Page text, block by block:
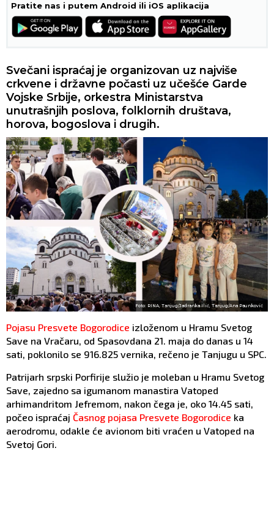
Pratite nas i putem Android ili iOS aplikacija
Svečani ispraćaj je organizovan uz najviše
crkvene i državne počasti uz učešće Garde
Vojske Srbije, orkestra Ministarstva
unutrašnjih poslova, folklornih društava,
horova, bogoslova i drugih.
Foto: RINA, Tanjug/Jadranka Ilić, Tanjug/Ana Paunković
Pojasu Presvete Bogorodice izloženom u Hramu Svetog
Save na Vračaru, od Spasovdana 21. maja do danas u 14
sati, poklonilo se 916.825 vernika, rečeno je Tanjugu u SPC.
Patrijarh srpski Porfirije služio je moleban u Hramu Svetog
Save, zajedno sa igumanom manastira Vatoped
arhimandritom Jefremom, nakon čega je, oko 14.45 sati,
počeo ispraćaj Časnog pojasa Presvete Bogorodice ka
aerodromu, odakle će avionom biti vraćen u Vatoped na
Svetoj Gori.